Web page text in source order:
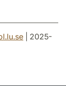
.se | 2025-